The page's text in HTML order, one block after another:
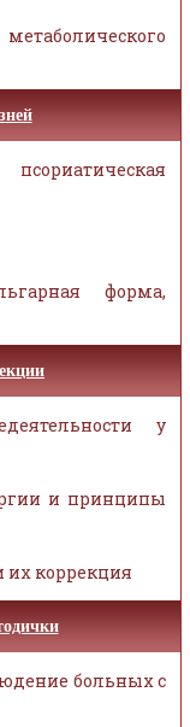
форма,
у
и принципы
коррекция
больных с